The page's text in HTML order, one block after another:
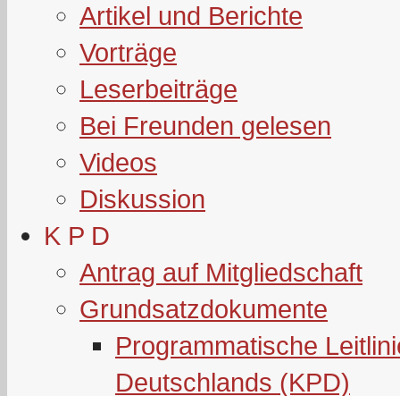
Artikel und Berichte
Vorträge
Leserbeiträge
Bei Freunden gelesen
Videos
Diskussion
K P D
Antrag auf Mitgliedschaft
Grundsatzdokumente
Programmatische
Deutschlands (KPD)